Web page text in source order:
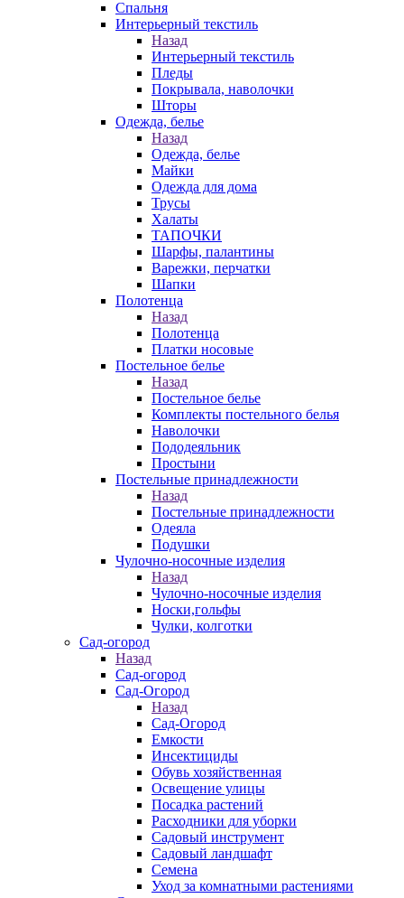
Спальня
Интерьерный текстиль
Назад
Интерьерный текстиль
Пледы
Покрывала, наволочки
Шторы
Одежда, белье
Назад
Одежда, белье
Майки
Одежда для дома
Трусы
Халаты
ТАПОЧКИ
Шарфы, палантины
Варежки, перчатки
Шапки
Полотенца
Назад
Полотенца
Платки носовые
Постельное белье
Назад
Постельное белье
Комплекты постельного белья
Наволочки
Пододеяльник
Простыни
Постельные принадлежности
Назад
Постельные принадлежности
Одеяла
Подушки
Чулочно-носочные изделия
Назад
Чулочно-носочные изделия
Носки,гольфы
Чулки, колготки
Сад-огород
Назад
Сад-огород
Сад-Огород
Назад
Сад-Огород
Емкости
Инсектициды
Обувь хозяйственная
Освещение улицы
Посадка растений
Расходники для уборки
Садовый инструмент
Садовый ландшафт
Семена
Уход за комнатными растениями